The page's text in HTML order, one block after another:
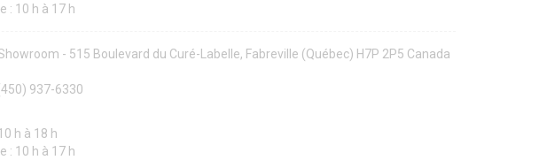
: 10 h à 17 h
- 515 Boulevard du Curé-Labelle, Fabreville (Québec) H7P 2P5 Canada
937-6330
h à 18 h
: 10 h à 17 h